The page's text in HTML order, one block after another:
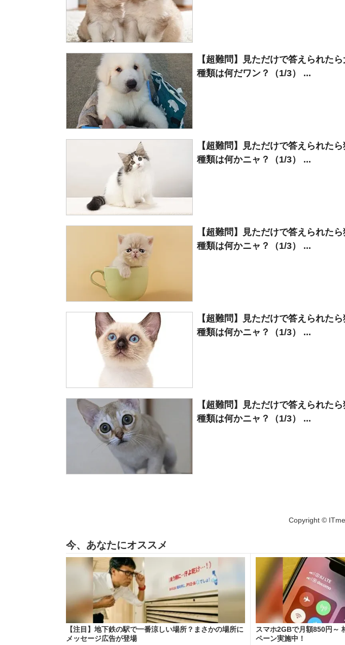
【超難問】見ただけで答えられた
種類は何だワン？（1/3） ...
【超難問】見ただけで答えられた
種類は何かニャ？（1/3） ...
【超難問】見ただけで答えられた
種類は何かニャ？（1/3） ...
【超難問】見ただけで答えられた
種類は何かニャ？（1/3） ...
【超難問】見ただけで答えられた
種類は何かニャ？（1/3） ...
Copyright ©
今、あなたにオススメ
【注目】地下鉄の駅で一番涼しい場所？まさかの場所に
メッセージ広告が登場
スマホ2GBで月額850円～
ペーン実施中！